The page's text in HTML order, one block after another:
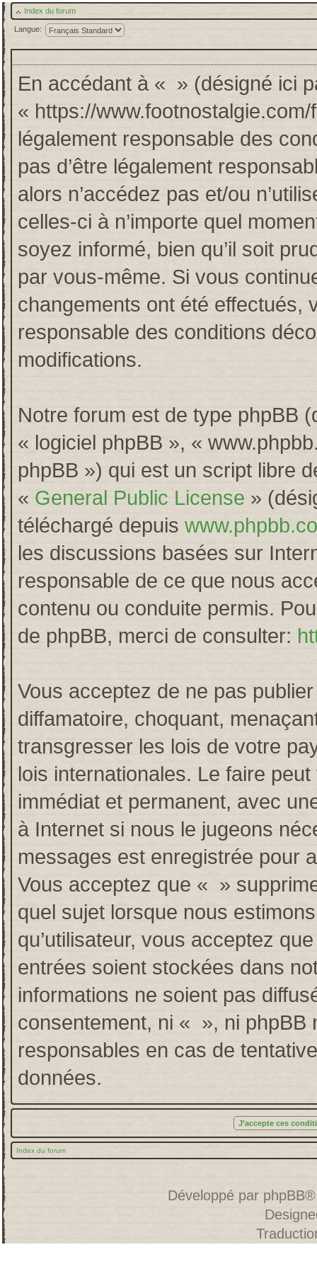
Index du forum
Langue:
En accédant à « » (désigné ici
« https://
légalement responsable des
pas d’être légalement
alors n’accédez pas et/ou
celles-ci à n’importe quel
soyez informé, bien qu’il soit
par vous-même. Si vous
changements ont été effectués,
responsable des conditions
modifications.
Notre forum est de type phpBB
« logiciel phpBB », «
phpBB ») qui est un script libre
« General Public License »
téléchargé depuis
les discussions basées sur
responsable de ce que nous
contenu ou conduite permis.
de phpBB, merci de consulter:
Vous acceptez de ne pas
diffamatoire, choquant,
transgresser les lois de votre
lois internationales. Le faire
immédiat et permanent, avec
à Internet si nous le jugeons
messages est enregistrée pour
Vous acceptez que « »
quel sujet lorsque nous
qu’utilisateur, vous acceptez
entrées soient stockées dans
informations ne soient pas
consentement, ni « », ni phpBB
responsables en cas de
données.
Index du forum
Développé par phpBB®